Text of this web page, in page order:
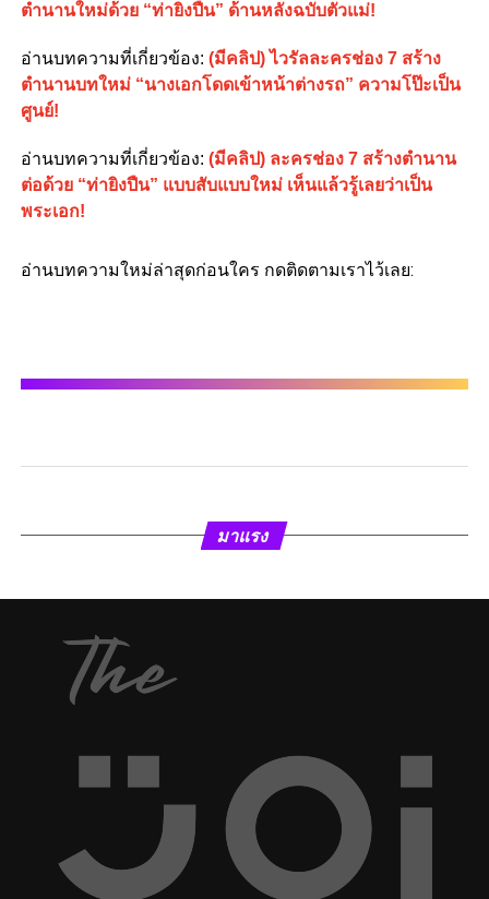
ตำนานใหม่ด้วย “ท่ายิงปืน” ด้านหลังฉบับตัวแม่!
อ่านบทความที่เกี่ยวข้อง: (มีคลิป) ไวรัลละครช่อง 7 สร้าง
ตำนานบทใหม่ “นางเอกโดดเข้าหน้าต่างรถ” ความโป๊ะเป็น
ศูนย์!
อ่านบทความที่เกี่ยวข้อง: (มีคลิป) ละครช่อง 7 สร้างตำนาน
ต่อด้วย “ท่ายิงปืน” แบบสับแบบใหม่ เห็นแล้วรู้เลยว่าเป็น
พระเอก!
อ่านบทความใหม่ล่าสุดก่อนใคร กดติดตามเราไว้เลย:
มาแรง